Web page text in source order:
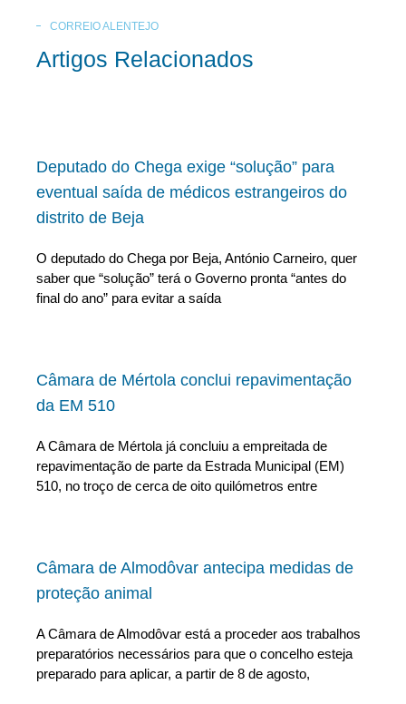
CORREIO ALENTEJO
Artigos Relacionados
Deputado do Chega exige “solução” para
eventual saída de médicos estrangeiros do
distrito de Beja
O deputado do Chega por Beja, António Carneiro, quer
saber que “solução” terá o Governo pronta “antes do
final do ano” para evitar a saída
Câmara de Mértola conclui repavimentação
da EM 510
A Câmara de Mértola já concluiu a empreitada de
repavimentação de parte da Estrada Municipal (EM)
510, no troço de cerca de oito quilómetros entre
Câmara de Almodôvar antecipa medidas de
proteção animal
A Câmara de Almodôvar está a proceder aos trabalhos
preparatórios necessários para que o concelho esteja
preparado para aplicar, a partir de 8 de agosto,